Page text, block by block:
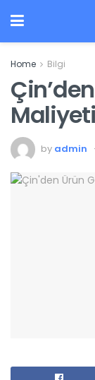
Home Bilgi
by admin